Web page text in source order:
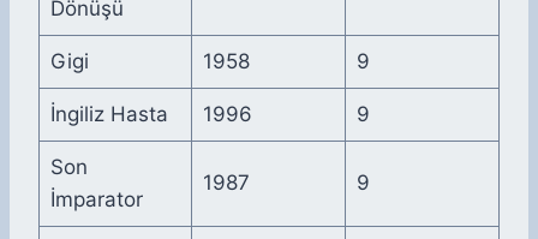
Dönüşü
Gigi 1958 9
İngiliz Hasta 1996 9
Son
İmparator
1987 9